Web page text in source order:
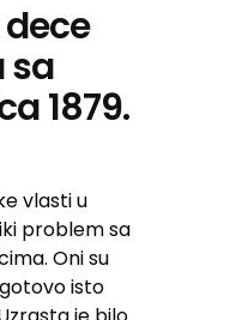
sa
1879.
vlasti u
problem sa
Oni su
isto